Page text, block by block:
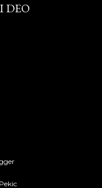
DEO